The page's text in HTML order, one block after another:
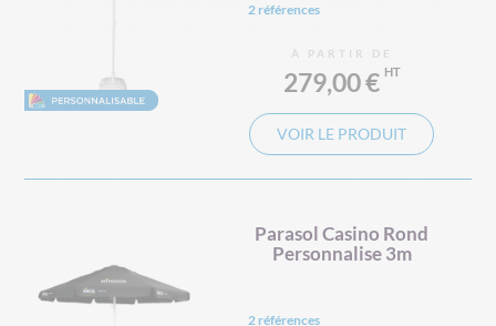
2 références
À PARTIR DE
279,00 €
VOIR LE PRODUIT
Parasol Casino Rond
Personnalise 3m
2 références